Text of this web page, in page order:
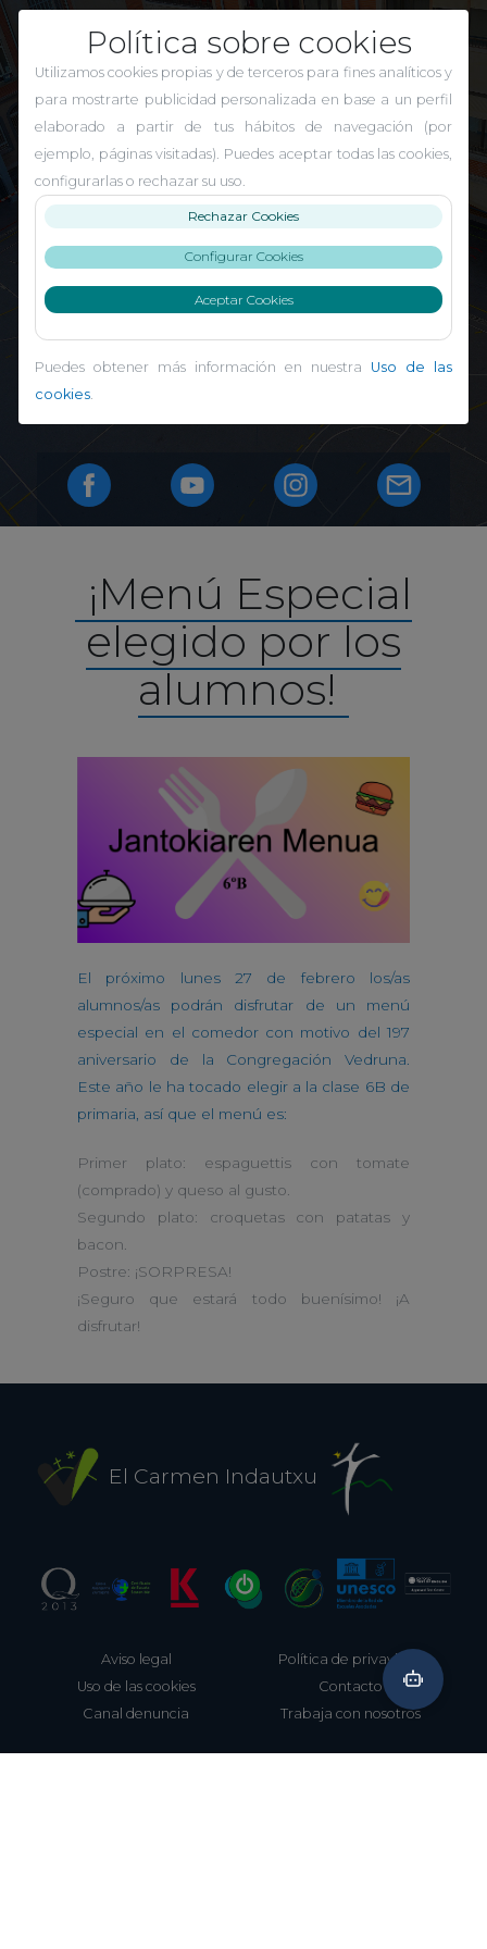
Política sobre cookies
Utilizamos cookies propias y de terceros para fines analíticos y
para mostrarte publicidad personalizada en base a un perfil
elaborado a partir de tus hábitos de navegación (por
ejemplo, páginas visitadas). Puedes aceptar todas las cookies,
configurarlas o rechazar su uso.
Rechazar Cookies
Configurar Cookies
Aceptar Cookies
Puedes obtener más información en nuestra Uso de las
cookies
El Carmen Indautxu
¡Menú Especial
elegido por los
alumnos!
El próximo lunes 27 de febrero los/as
alumnos/as podrán disfrutar de un menú
especial en el comedor con motivo del 197
aniversario de la Congregación Vedruna.
Este año le ha tocado elegir a la clase 6B de
primaria, así que el menú es:
Primer plato: espaguettis con tomate
(comprado) y queso al gusto.
Segundo plato: croquetas con patatas y
bacon.
Postre: ¡SORPRESA!
¡Seguro que estará todo buenísimo! ¡A
disfrutar!
El Carmen Indautxu
Aviso legal
Política de privavidad
Uso de las cookies
Contacto
Canal denuncia
Trabaja con nosotros